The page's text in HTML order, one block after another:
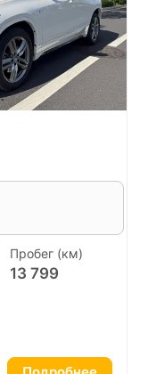
Пробег (км)
13 799